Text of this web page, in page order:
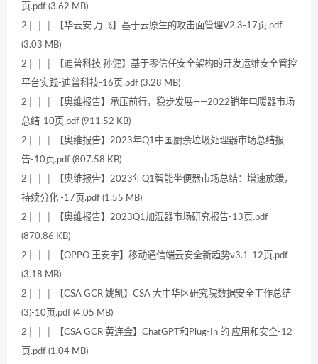
页.pdf (3.62 MB)
2│ │ │ 【华云安 万飞】基于云原生的攻击面管理V2.3-17页.pdf
(3.03 MB)
2│ │ │ 【迪普科技 孙健】基于零信任安全架构的开发运维安全管控
平台实践-迪普科技-16页.pdf (3.28 MB)
2│ │ │ 【奥维报告】承压前行，稳步发展——2022销年电暖器市场
总结-10页.pdf (911.52 KB)
2│ │ │ 【奥维报告】2023年Q1中国厨余垃圾处理器市场总结报
告-10页.pdf (807.58 KB)
2│ │ │ 【奥维报告】2023年Q1智能坐便器市场总结：增速放缓，
持续分化 -17页.pdf (1.55 MB)
2│ │ │ 【奥维报告】2023Q1加湿器市场研究报告-13页.pdf
(870.86 KB)
2│ │ │ 【OPPO 王安宇】移动通信端云安全新趋势v3.1-12页.pdf
(3.18 MB)
2│ │ │ 【CSA GCR 姚凯】CSA 大中华区研究院数据安全工作总结
(3)-10页.pdf (4.05 MB)
2│ │ │ 【CSA GCR 黄连金】ChatGPT和Plug-In 的 应用和安全-12
页.pdf (1.04 MB)